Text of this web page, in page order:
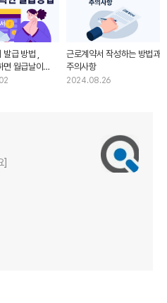
급 방법 ,
면 월급날이
.
근로계약서 작성하는 방법과
주의사항
2024.08.26
]